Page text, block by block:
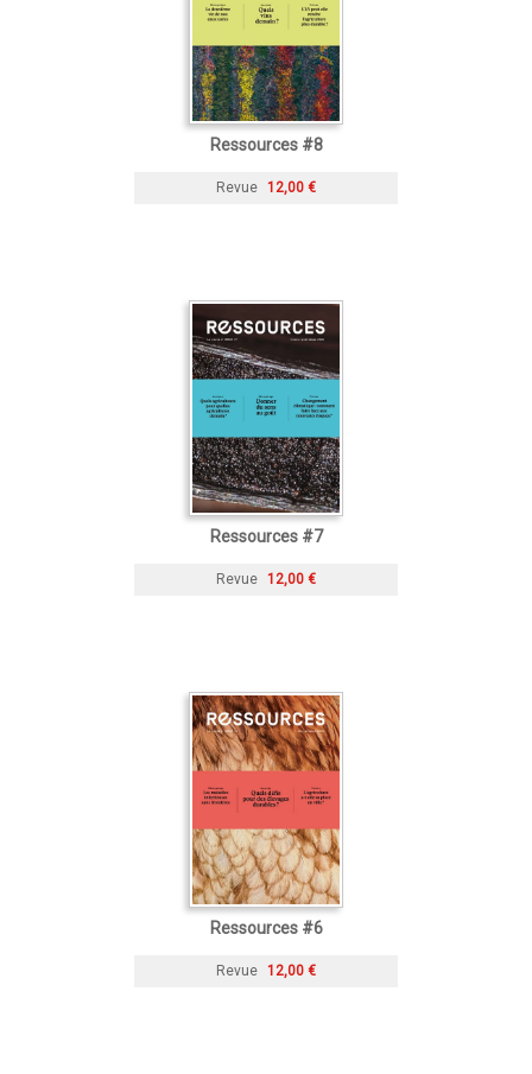
Ressources #8
Revue 12,00 €
Ressources #7
Revue 12,00 €
Ressources #6
Revue 12,00 €